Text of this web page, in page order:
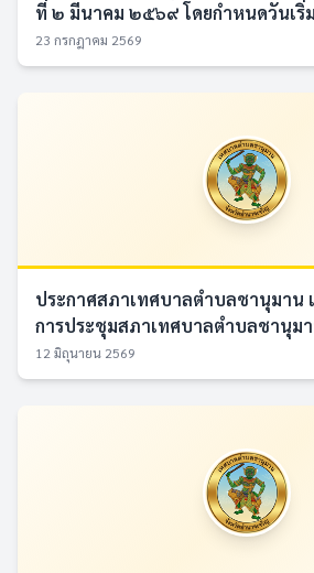
ที่ ๒ มีนาคม ๒๕๖๙ โดยกำหนดวันเริ่
23 กรกฎาคม 2569
ประกาศสภาเทศบาลตำบลชานุมาน
การประชุมสภาเทศบาลตำบลชานุม
12 มิถุนายน 2569